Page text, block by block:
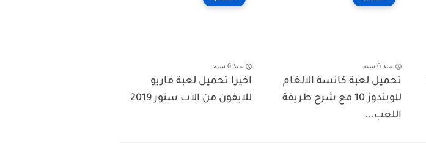
منذ 6 سنة
تحميل لعبة كانسة الالغام
للويندوز 10 مع شرح طريقة
اللعب...
منذ 6 سنة
اخيرا تحميل لعبة ماريو
للايفون من الاب ستور 2019